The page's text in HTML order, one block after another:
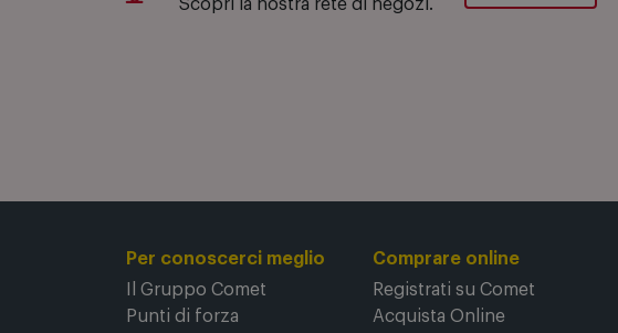
Una rete di oltre 130 negozi
Per conoscerci meglio
Il Gruppo Comet
Comprare online
Registrati su Comet